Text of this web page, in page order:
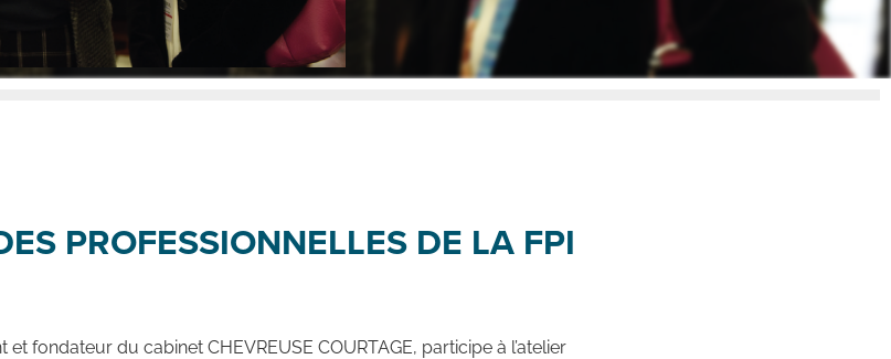
PROFESSIONNELLES DE LA FPI
et fondateur du cabinet CHEVREUSE COURTAGE, participe à l’atelier